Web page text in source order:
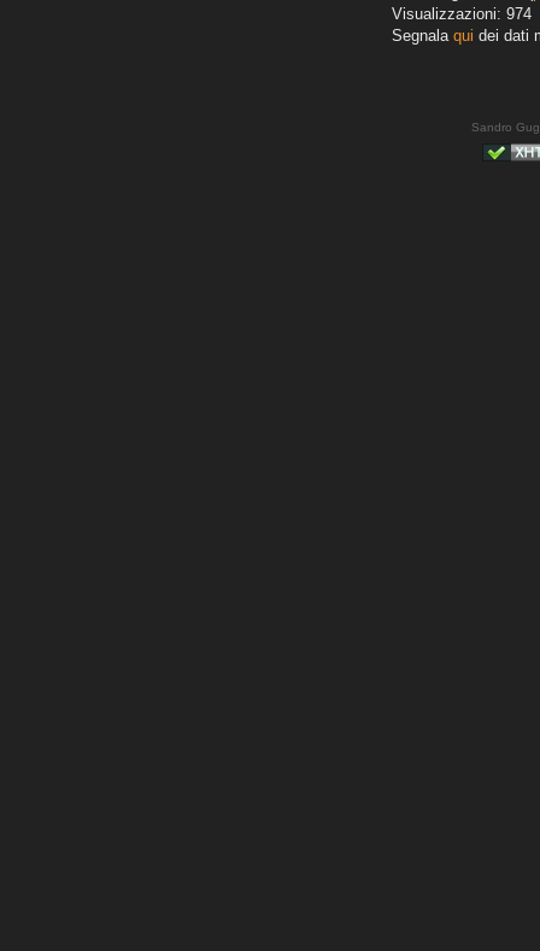
Visualizzazioni: 974
Segnala qui dei dati
Sandro